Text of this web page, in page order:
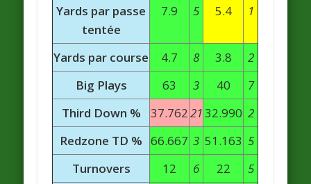
Yards par passe
tentée
7.9 5 5.4 1
Yards par course 4.7 8 3.8
2
Big Plays
63 3 40
7
Third Down %
37.7622132.990 2
Redzone TD % 66.667 3 51.163 5
Turnovers
12 6 22
5